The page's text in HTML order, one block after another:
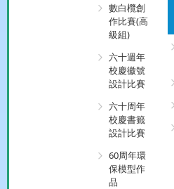
數白欖創
作比賽(高
級組)
六十週年
校慶徽號
設計比賽
六十周年
校慶書籤
設計比賽
60周年環
保模型作
品